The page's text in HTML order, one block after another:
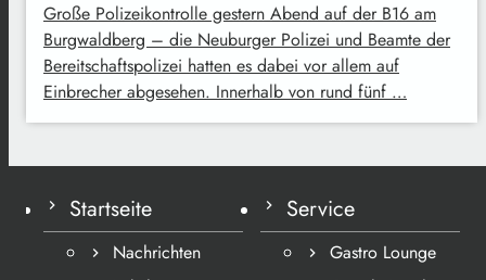
Große Polizeikontrolle gestern Abend auf der B16 am
Burgwaldberg – die Neuburger Polizei und Beamte der
Bereitschaftspolizei hatten es dabei vor allem auf
Einbrecher abgesehen. Innerhalb von rund fünf …
Startseite
Nachrichten
Service
Gastro Lounge